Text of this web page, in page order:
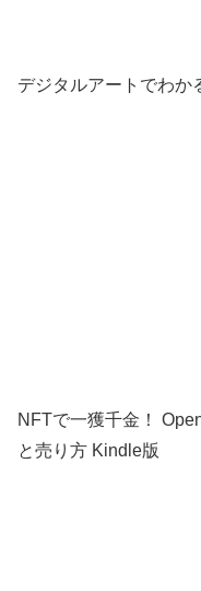
デジタルアートでわか
NFTで一獲千金！
と売り方 Kindle版